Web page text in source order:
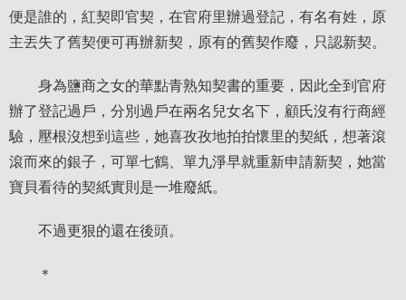
便是誰的，紅契即官契，在官府里辦過登記，有名有姓，原
主丟失了舊契便可再辦新契，原有的舊契作廢，只認新契。
身為鹽商之女的華點青熟知契書的重要，因此全到官府
辦了登記過戶，分別過戶在兩名兒女名下，顧氏沒有行商經
驗，壓根沒想到這些，她喜孜孜地拍拍懷里的契紙，想著滾
滾而來的銀子，可單七鶴、單九淨早就重新申請新契，她當
寶貝看待的契紙實則是一堆廢紙。
不過更狠的還在後頭。
＊